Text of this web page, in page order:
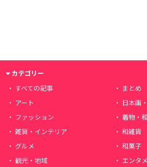
カテゴリー
すべての記事
まとめ
アート
日本画
ファッション
着物・
雑貨・インテリア
和雑貨
グルメ
和菓子
観光・地域
エンタメ